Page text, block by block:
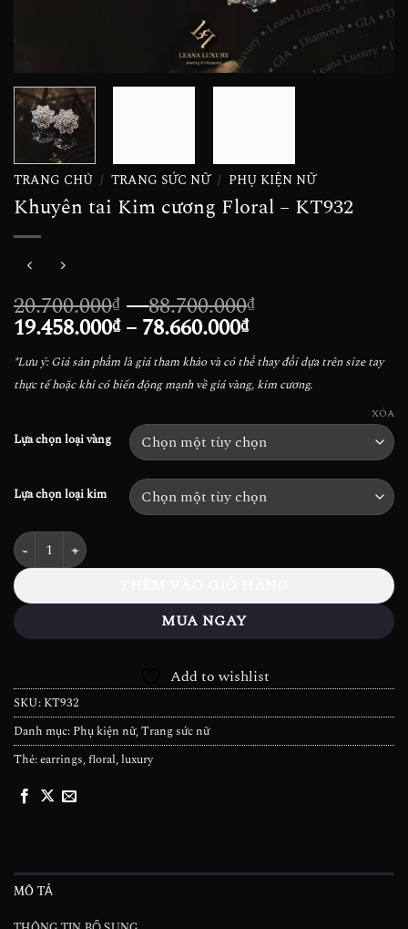
TRANG CHỦ / TRANG SỨC NỮ / PHỤ KIỆN NỮ
Khuyên tai Kim cương Floral – KT932
20.700.000₫ –88.700.000₫
từ
20.700.000₫
đến
88.700.000₫
19.458.000₫ –78.660.000₫Khoảng
giá:
từ
19.458.000₫
đến
78.660.000₫
*Lưu ý: Giá sản phẩm là giá tham khảo và có thể thay đổi dựa trên size tay
thực tế hoặc khi có biến động mạnh về giá vàng, kim cương.
Lựa chọn loại vàng
Lựa chọn loại kim
XÓA
Khuyên tai Kim cương Floral - KT932 số lượng
MUA NGAY
Add to wishlist
SKU: KT932
Danh mục: Phụ kiện nữ,Trang sức nữ
Thẻ:earrings,floral,luxury
MÔ TẢ